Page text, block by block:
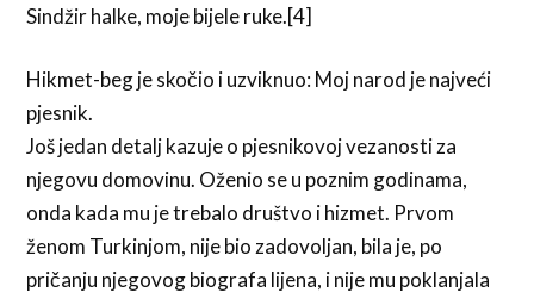
Sindžir halke, moje bijele ruke.[4]
Hikmet-beg je skočio i uzviknuo: Moj narod je najveći
pjesnik.
Još jedan detalj kazuje o pjesnikovoj vezanosti za
njegovu domovinu. Oženio se u poznim godinama,
onda kada mu je trebalo društvo i hizmet. Prvom
ženom Turkinjom, nije bio zadovoljan, bila je, po
pričanju njegovog biografa lijena, i nije mu poklanjala